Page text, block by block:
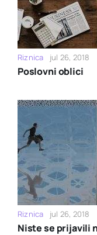
Riznica jul 26, 2018
Poslovni oblici
Riznica jul 26, 2018
Niste se prijavili